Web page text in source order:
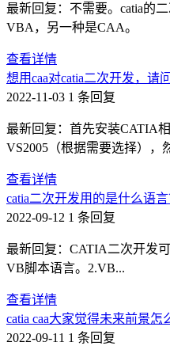
最新回复：不需要。catia的
VBA，另一种是CAA。
查看详情
想用caa对catia二次开发，请
2022-11-03 1 条回复
最新回复：首先安装CATIA
VS2005（根据需要选择），
查看详情
catia二次开发用的是什么语言
2022-09-12 1 条回复
最新回复：CATIA二次开发
VB脚本语言。2.VB...
查看详情
catia caa大家觉得未来前景怎
2022-09-11 1 条回复